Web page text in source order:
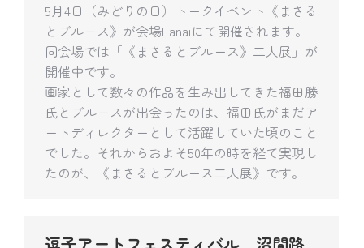
5月4日（みどりの日）トークイベント《まさる
とブルース》が会場Lanaiにて開催されます。
同会場では「《まさるとブルース》二人展」が
開催中です。
画家として数々の作品を生み出してきた福田勝
氏とブルースが出会ったのは、福田氏がまだア
ートディレクターとして活躍していた頃のこと
でした。それからおよそ50年の時を経て実現し
たのが、《まさるとブルース二人展》です。